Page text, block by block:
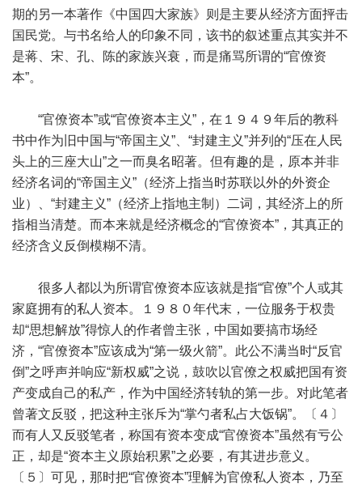
期的另一本著作《中国四大家族》则是主要从经济方面抨击
国民党。与书名给人的印象不同，该书的叙述重点其实并不
是蒋、宋、孔、陈的家族兴衰，而是痛骂所谓的“官僚资
本”。
“官僚资本”或“官僚资本主义”，在１９４９年后的教科
书中作为旧中国与“帝国主义”、“封建主义”并列的“压在人民
头上的三座大山”之一而臭名昭著。但有趣的是，原本并非
经济名词的“帝国主义”（经济上指当时苏联以外的外资企
业）、“封建主义”（经济上指地主制）二词，其经济上的所
指相当清楚。而本来就是经济概念的“官僚资本”，其真正的
经济含义反倒模糊不清。
很多人都以为所谓官僚资本应该就是指“官僚”个人或其
家庭拥有的私人资本。１９８０年代末，一位服务于权贵
却“思想解放”得惊人的作者曾主张，中国如要搞市场经
济，“官僚资本”应该成为“第一级火箭”。此公不满当时“反官
倒”之呼声并响应“新权威”之说，鼓吹以官僚之权威把国有资
产变成自己的私产，作为中国经济转轨的第一步。对此笔者
曾著文反驳，把这种主张斥为“掌勺者私占大饭锅”。〔４〕
而有人又反驳笔者，称国有资本变成“官僚资本”虽然有亏公
正，却是“资本主义原始积累”之必要，有其进步意义。
〔５〕可见，那时把“官僚资本”理解为官僚私人资本，乃至